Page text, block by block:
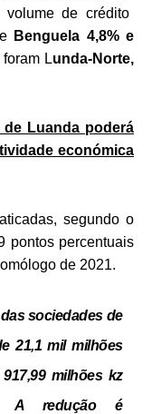
de crédito
Benguela 4,8% e
Lunda-Norte,
Luanda poderá
económica
segundo o
pontos percentuais
de 2021.
sociedades de
21,1 mil milhões
milhões kz
A redução é